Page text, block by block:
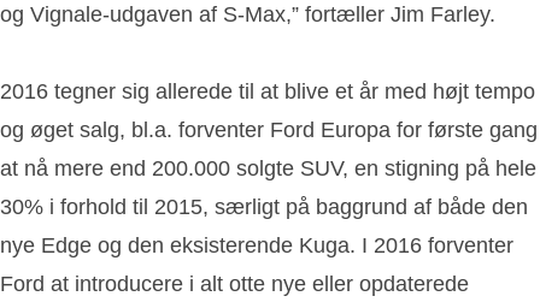
og Vignale-udgaven af S-Max,” fortæller Jim Farley.
2016 tegner sig allerede til at blive et år med højt tempo
og øget salg, bl.a. forventer Ford Europa for første gang
at nå mere end 200.000 solgte SUV, en stigning på hele
30% i forhold til 2015, særligt på baggrund af både den
nye Edge og den eksisterende Kuga. I 2016 forventer
Ford at introducere i alt otte nye eller opdaterede